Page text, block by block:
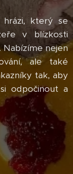
hrázi, který se
v blízkosti
Nabízíme nejen
ale také
tak, aby
odpočinout a